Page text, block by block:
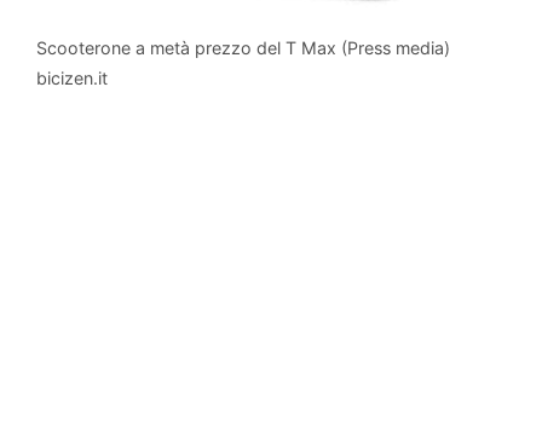
Scooterone a metà prezzo del T Max (Press media)
bicizen.it